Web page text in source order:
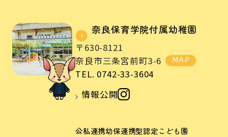
奈良保育学院付属幼稚園
〒630-8121
奈良市三条宮前町3-6
MAP
TEL. 0742-33-3604
情報公開
公私連携幼保連携型認定こども園